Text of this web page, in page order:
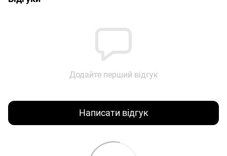
Додайте перший відгук
Написати відгук